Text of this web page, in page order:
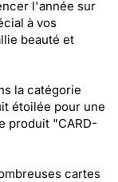
l'année sur
à vos
beauté et
la catégorie
étoilée pour une
produit "CARD-
cartes